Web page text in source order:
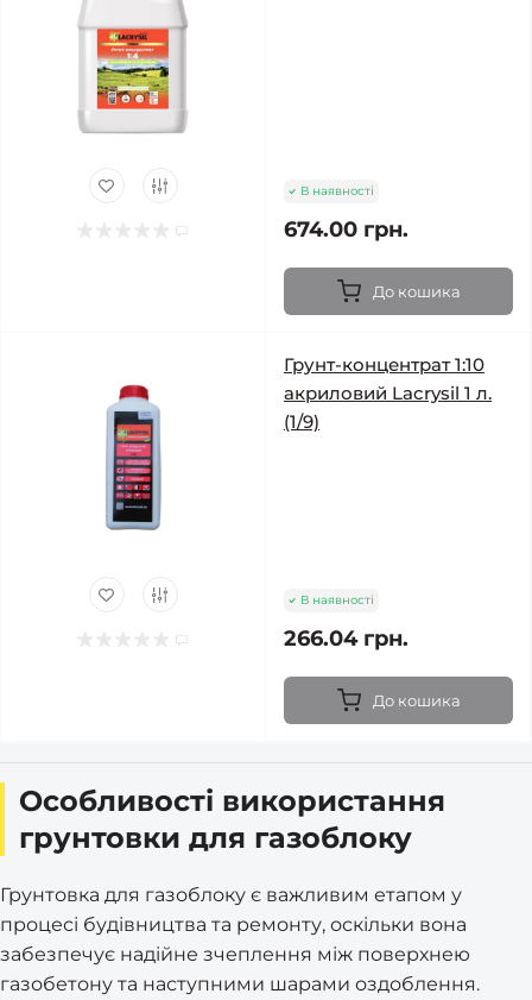
В наявності
674.00 грн.
До кошика
Грунт-концентрат 1:10
акриловий Lacrysil 1 л.
(1/9)
В наявності
266.04 грн.
До кошика
Особливості використання
грунтовки для газоблоку
Грунтовка для газоблоку є важливим етапом у
процесі будівництва та ремонту, оскільки вона
забезпечує надійне зчеплення між поверхнею
газобетону та наступними шарами оздоблення.